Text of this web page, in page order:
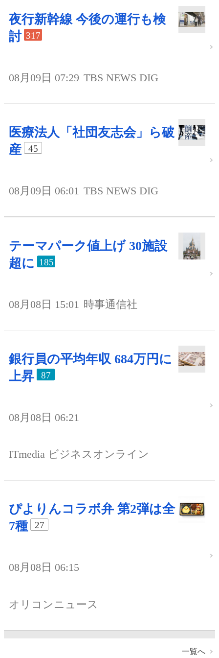
夜行新幹線 今後の運行も検
討 317
08月09日 07:29 TBS NEWS DIG
医療法人「社団友志会」ら破
産
45
08月09日 06:01 TBS NEWS DIG
テーマパーク値上げ 30施設
超に 185
08月08日 15:01 時事通信社
銀行員の平均年収 684万円に
上昇
87
08月08日 06:21
ITmedia ビジネスオンライン
ぴよりんコラボ弁 第2弾は全
7種
27
08月08日 06:15
オリコンニュース
一覧へ